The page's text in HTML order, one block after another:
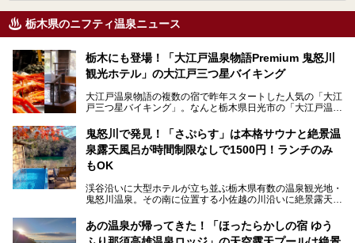
栃木県のニフティ温泉ニュース
栃木にも登場！「大江戸温泉物語Premium 鬼怒川
観光ホテル」の大江戸三つ星バイキング
大江戸温泉物語の複数の宿で昨年スタートした人気の「大江
戸三つ星バイキング」。なんと栃木県日光市の「大江戸温泉
ここは首都圏から1泊で行きやすい鬼怒川温泉の渓流沿いに
建つホテルで、バイキングの他にも天然温泉の大浴場とサウ
ナ、フリーフローサービスのラウンジなど館内で楽しめるス
ポットがたくさんあり、3世代旅行やグループ旅行にもぴっ
たり。
そんな「大江戸温泉物語Premium 鬼怒川観光ホテル」の魅
力を詳しく紹介しちゃいます。
鬼怒川で発見！「さぷらす」は本格サウナと絶景温
泉露天風呂が時間制限なしで1500円！ランチのみ
もOK
渓谷沿いに大型ホテルが立ち並ぶ栃木県有数の温泉観光地・
鬼怒川温泉。その南に位置する小佐越の川沿いに絶景露天風
こだわりのサウナ、掛け流しの水風呂、天然温泉の露天風
あの温泉が帰ってきた！「ほったらかしの宿 ゆう